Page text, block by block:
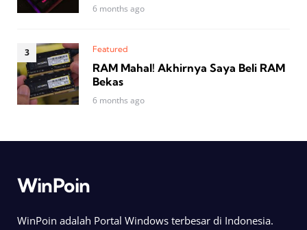
6 months ago
Featured
RAM Mahal! Akhirnya Saya Beli RAM
Bekas
6 months ago
WinPoin
WinPoin adalah Portal Windows terbesar di Indonesia.